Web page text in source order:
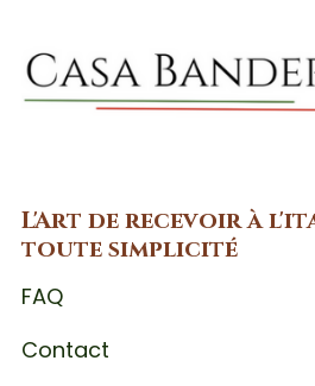
L'Art de recevoir à
toute simplicité
FAQ
Contact